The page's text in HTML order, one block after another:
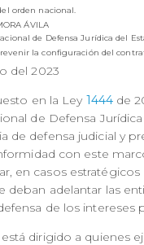
orden nacional.
ÁVILA
de Defensa Jurídica del
la configuración del
del 2023
en la Ley 1444de
de Defensa
de defensa judicial y
con este
en casos estratégicos
deban adelantar las
de los intereses
dirigido a quienes